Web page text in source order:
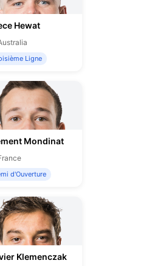
Hewat
Ligne
Mondinat
d'Ouverture
Klemenczak